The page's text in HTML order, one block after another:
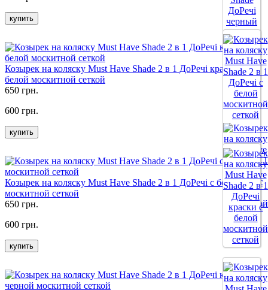
Все цвета
купить
Все цвета
Козырек на коляску Must Have Shade 2 в 1 ДоРечі краски с
белой москитной сеткой
650 грн.
600 грн.
купить
Козырек на коляску Must Have Shade 2 в 1 ДоРечі с белой
москитной сеткой
650 грн.
600 грн.
купить